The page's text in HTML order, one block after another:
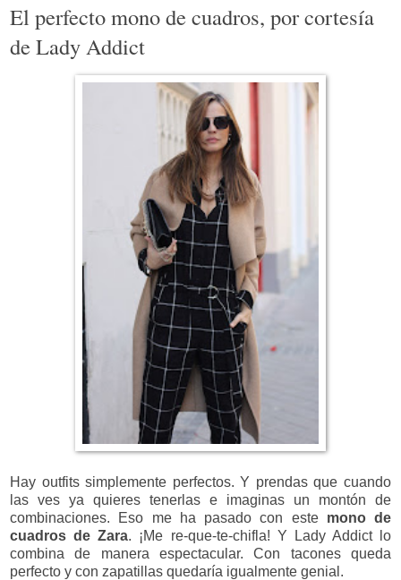
El perfecto mono de cuadros, por cortesía
de Lady Addict
Hay outfits simplemente perfectos. Y prendas que cuando
las ves ya quieres tenerlas e imaginas un montón de
combinaciones. Eso me ha pasado con este mono de
cuadros de Zara. ¡Me re-que-te-chifla! Y Lady Addict lo
combina de manera espectacular. Con tacones queda
perfecto y con zapatillas quedaría igualmente genial.